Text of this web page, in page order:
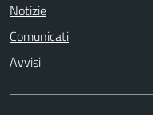
Notizie
Comunicati
Avvisi